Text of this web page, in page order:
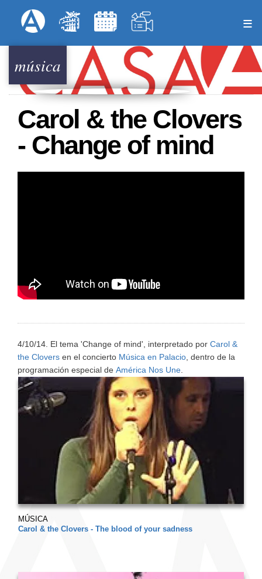
al
principal
Menú Superior
música
Carol & the Clovers
- Change of mind
4/10/14. El tema 'Change of mind', interpretado por Carol &
the Clovers en el concierto Música en Palacio , dentro de la
programación especial de América Nos Une
MÚSICA
Carol & the Clovers - The blood of your sadness